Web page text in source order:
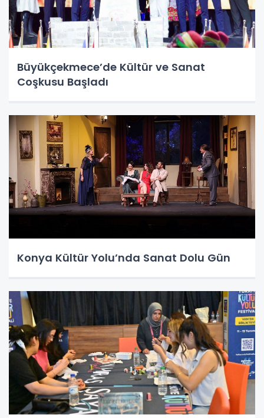
Büyükçekmece’de Kültür ve Sanat
Coşkusu Başladı
Konya Kültür Yolu’nda Sanat Dolu Gün